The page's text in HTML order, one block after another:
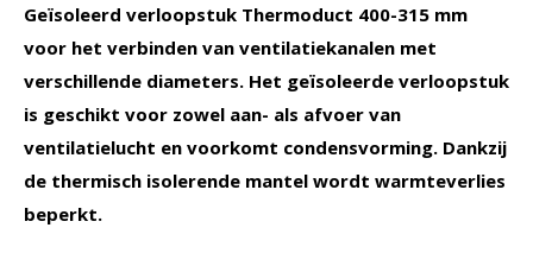
Geïsoleerd verloopstuk Thermoduct 400-315 mm
voor het verbinden van ventilatiekanalen met
verschillende diameters. Het geïsoleerde verloopstuk
is geschikt voor zowel aan- als afvoer van
ventilatielucht en voorkomt condensvorming. Dankzij
de thermisch isolerende mantel wordt warmteverlies
beperkt.